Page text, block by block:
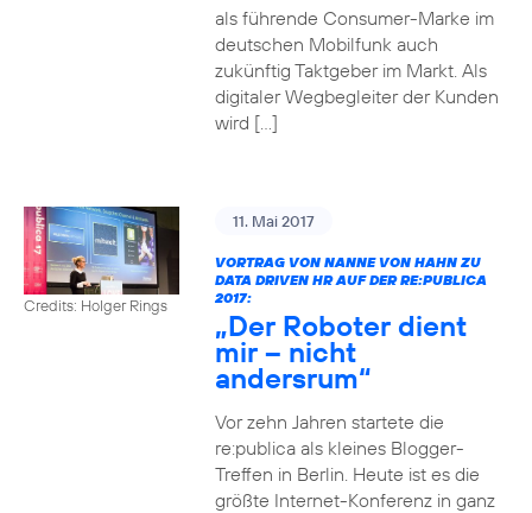
als führende Consumer-Marke im
deutschen Mobilfunk auch
zukünftig Taktgeber im Markt. Als
digitaler Wegbegleiter der Kunden
wird […]
Credits: Holger Rings
11. Mai 2017
VORTRAG VON NANNE VON HAHN ZU
DATA DRIVEN HR AUF DER RE:PUBLICA
2017:
„Der Roboter dient
mir – nicht
andersrum“
Vor zehn Jahren startete die
re:publica als kleines Blogger-
Treffen in Berlin. Heute ist es die
größte Internet-Konferenz in ganz